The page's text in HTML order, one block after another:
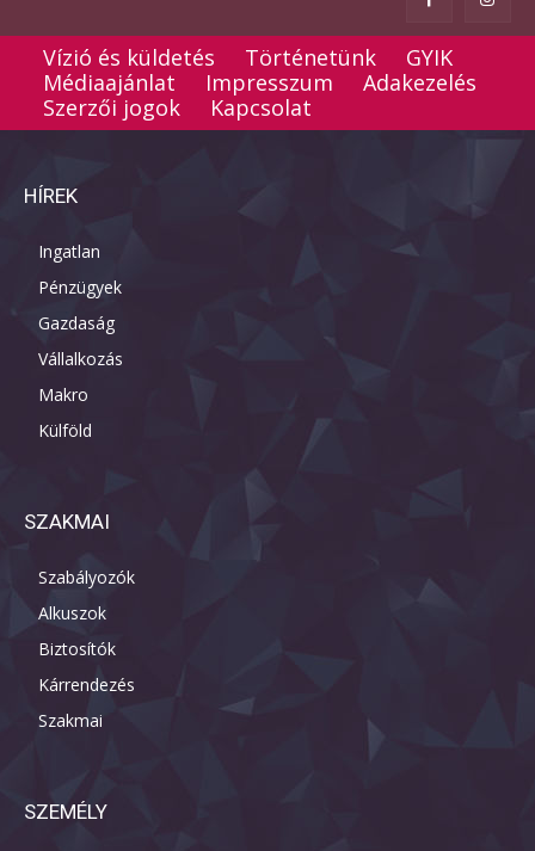
Vízió és küldetés Történetünk
GYIK
Médiaajánlat
Impresszum
Adakezelés
Szerzői jogok
Kapcsolat
HÍREK
Ingatlan
Pénzügyek
Gazdaság
Vállalkozás
Makro
Külföld
SZAKMAI
Szabályozók
Alkuszok
Biztosítók
Kárrendezés
Szakmai
SZEMÉLY